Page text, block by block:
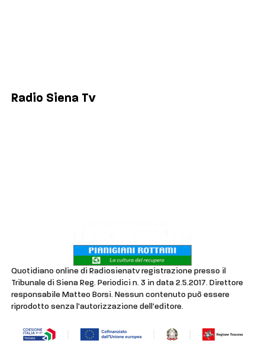
Radio Siena Tv
Quotidiano online di Radiosienatv registrazione presso il
Tribunale di Siena Reg. Periodici n. 3 in data 2.5.2017. Direttore
responsabile Matteo Borsi. Nessun contenuto può essere
riprodotto senza l'autorizzazione dell'editore.